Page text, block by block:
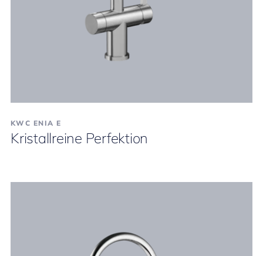
KWC ENIA E
Kristallreine Perfektion